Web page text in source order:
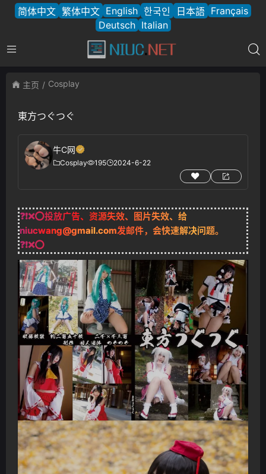
简体中文 繁体中文 English 한국인 日本語 Français
Deutsch Italian
主页 Cosplay
東方つぐつぐ
牛C网
Cosplay 195 2024-6-22
❓❗❌⭕投放广告、资源失效、图片失效、给
niucwang@gmail.com发邮件，会快速解决问题。
❓❗❌⭕